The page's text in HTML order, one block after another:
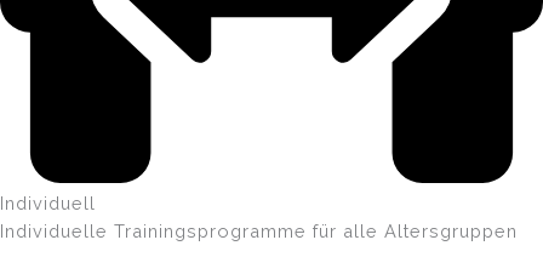
Individuell
Individuelle Trainingsprogramme für alle Altersgruppen